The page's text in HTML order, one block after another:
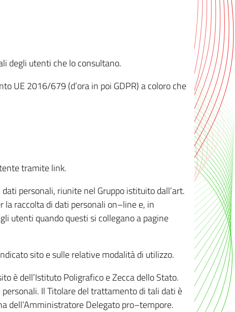
degli utenti che lo consultano.
UE 2016/679 (d’ora in poi GDPR) a coloro che
tramite link.
personali, riunite nel Gruppo istituito dall’art.
raccolta di dati personali on–line e, in
utenti quando questi si collegano a pagine
sito e sulle relative modalità di utilizzo.
è dell’Istituto Poligrafico e Zecca dello Stato.
Il Titolare del trattamento di tali dati è
dell’Amministratore Delegato pro–tempore.